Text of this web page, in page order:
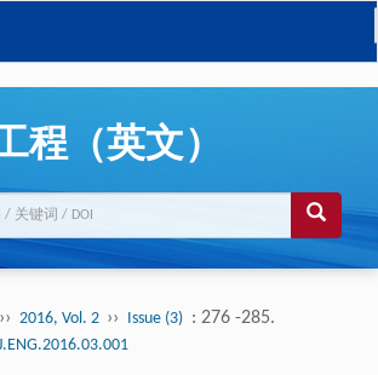
程（英文）
›› 2016, Vol. 2 ›› Issue (3) : 276 -285.